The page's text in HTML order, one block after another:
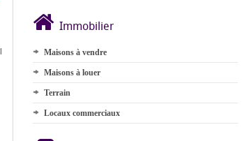
Immobilier
Maisons à vendre
Maisons à louer
Terrain
Locaux commerciaux